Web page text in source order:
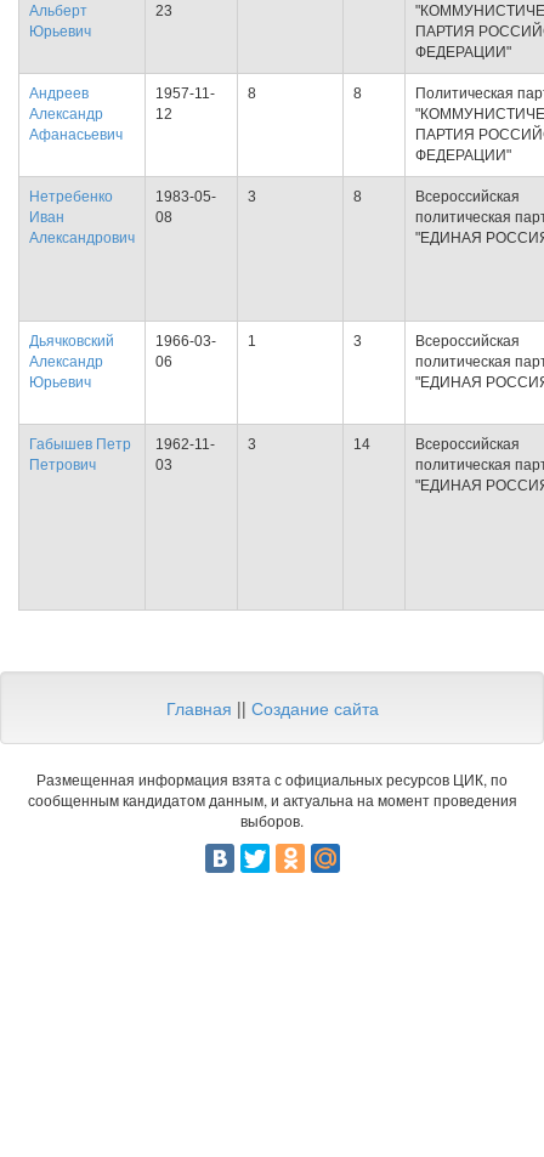
Альберт
Юрьевич
23
ПАРТИЯ
ФЕДЕРАЦИИ"
Андреев
Александр
Афанасьевич
1957-11-
12
8 8
Политическая
ПАРТИЯ
ФЕДЕРАЦИИ"
Нетребенко
Иван
Александрович
1983-05-
08
3 8
Всероссийская
политическая
"ЕДИНАЯ
Дьячковский
Александр
Юрьевич
1966-03-
06
1 3
Всероссийская
политическая
"ЕДИНАЯ
Габышев Петр
Петрович
1962-11-
03
3 14
Всероссийская
политическая
"ЕДИНАЯ
Главная || Создание сайта
Размещенная информация взята с официальных ресурсов ЦИК, по
сообщенным кандидатом данным, и актуальна на момент проведения
выборов.